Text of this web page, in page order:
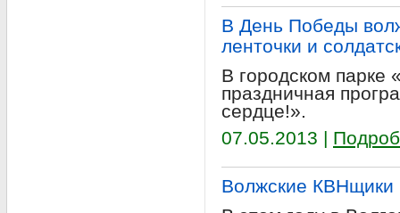
В День Победы
ленточки и
В городском парке
праздничная
сердце!».
07.05.2013 |
Волжские КВНщики